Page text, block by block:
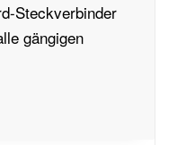
Steckverbinder
gängigen